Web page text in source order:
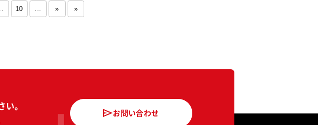
10 ... » »
。
お問い合わせ